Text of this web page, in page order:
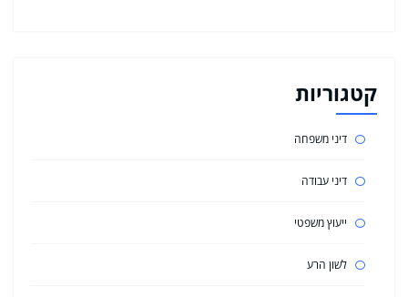
קטגוריות
דיני משפחה
דיני עבודה
ייעוץ משפטי
לשון הרע